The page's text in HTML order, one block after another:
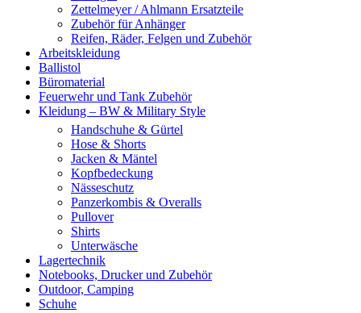
Zettelmeyer / Ahlmann Ersatzteile
Zubehör für Anhänger
Reifen, Räder, Felgen und Zubehör
Arbeitskleidung
Ballistol
Büromaterial
Feuerwehr und Tank Zubehör
Kleidung – BW & Military Style
Handschuhe & Gürtel
Hose & Shorts
Jacken & Mäntel
Kopfbedeckung
Nässeschutz
Panzerkombis & Overalls
Pullover
Shirts
Unterwäsche
Lagertechnik
Notebooks, Drucker und Zubehör
Outdoor, Camping
Schuhe